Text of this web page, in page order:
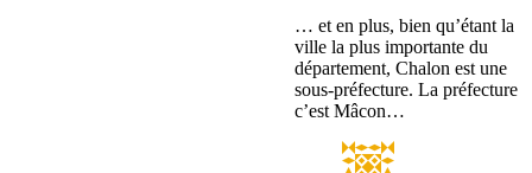
… et en plus, bien qu’étant la
ville la plus importante du
département, Chalon est une
sous-préfecture. La préfecture
c’est Mâcon…